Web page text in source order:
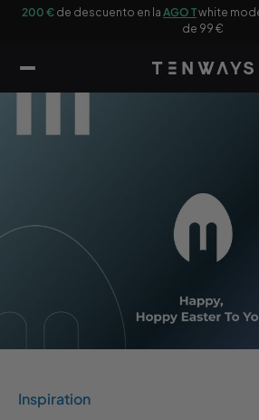
200 € de descuento en la AGO Twhite
de 99 €
Inspiration